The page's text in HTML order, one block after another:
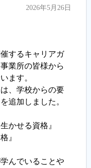
2026年5月26日
するキャリアガ
業所の皆様から
ます。
、学校からの要
追加しました。
かせる資格』
』
んでいることや